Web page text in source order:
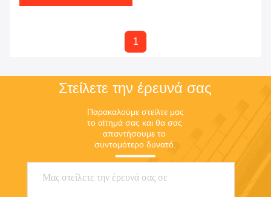
1
Στείλετε την έρευνά σας
Παρακαλούμε στείλτε μας
το αίτημά σας και θα σας
απαντήσουμε το
συντομότερο δυνατό.